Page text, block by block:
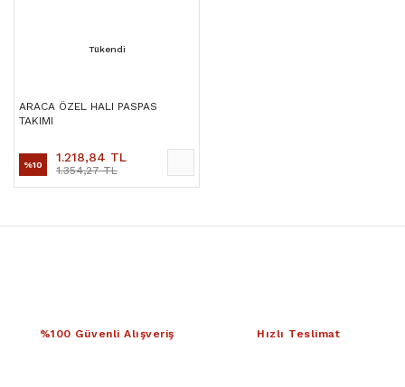
Tükendi
ARACA ÖZEL HALI PASPAS
TAKIMI
%10 1.218,84 TL
1.354,27 TL
%100 Güvenli Alışveriş Hızlı Teslimat